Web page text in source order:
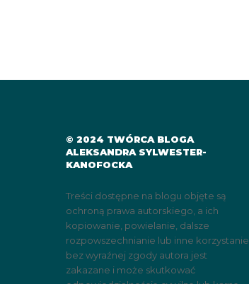
© 2024 TWÓRCA BLOGA
ALEKSANDRA SYLWESTER-
KANOFOCKA
Treści dostępne na blogu objęte są
ochroną prawa autorskiego, a ich
kopiowanie, powielanie, dalsze
rozpowszechnianie lub inne korzystanie
bez wyraźnej zgody autora jest
zakazane i może skutkować